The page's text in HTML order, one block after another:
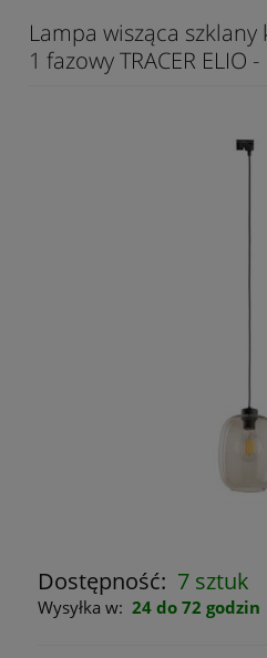
Lampa wisząca
1 fazowy TRACER ELIO
Dostępność: 7 sztuk
Wysyłka w: 24 do 72 godzin